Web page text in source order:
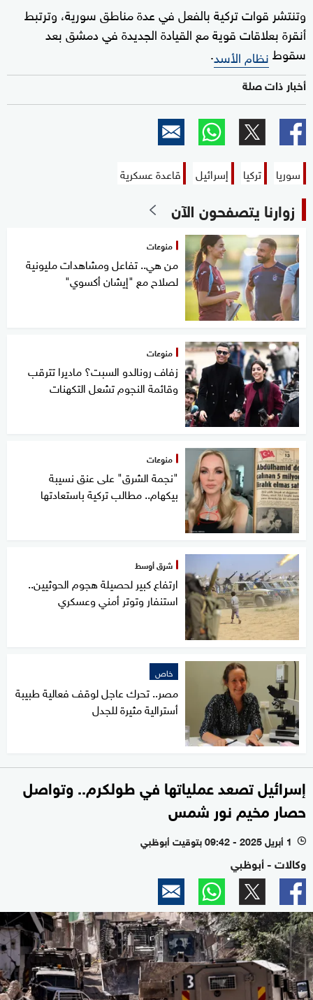
وتنتشر قوات تركية بالفعل في عدة مناطق سورية، وترتبط
أنقرة بعلاقات قوية مع القيادة الجديدة في دمشق بعد
سقوطنظام الأسد.
أخبار ذات صلة
سوريا تركيا إسرائيل قاعدة عسكرية
زوارنا يتصفحون الآن
منوعات
من هي.. تفاعل ومشاهدات مليونية
لصلاح مع "إيشان أكسوي"
منوعات
زفاف رونالدو السبت؟ ماديرا تترقب
وقائمة النجوم تشعل التكهنات
منوعات
"نجمة الشرق" على عنق نسيبة
بيكهام.. مطالب تركية باستعادتها
شرق أوسط
ارتفاع كبير لحصيلة هجوم الحوثيين..
استنفار وتوتر أمني وعسكري
خاص
مصر.. تحرك عاجل لوقف فعالية طبيبة
أسترالية مثيرة للجدل
إسرائيل تصعد عملياتها في طولكرم.. وتواصل
حصار مخيم نور شمس
l 1 أبريل 2025 - 09:42 بتوقيت أبوظبي
وكالات - أبوظبي